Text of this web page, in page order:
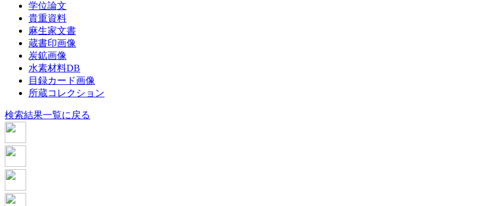
学位論文
貴重資料
麻生家文書
蔵書印画像
炭鉱画像
水素材料DB
目録カード画像
所蔵コレクション
検索結果一覧に戻る